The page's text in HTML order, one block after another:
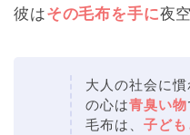
彼はその毛布を手に夜
大人の社会に
の心は青臭い物
毛布は、 子ど